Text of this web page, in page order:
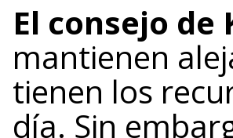
El consejo
mantienen
tienen los
día. Sin